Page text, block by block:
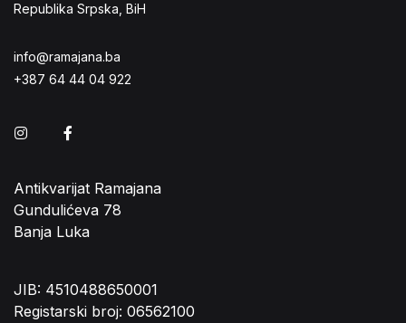
Republika Srpska, BiH
info@ramajana.ba
+387 64 44 04 922
Instagram
Antikvarijat Ramajana
Gundulićeva 78
Banja Luka
JIB: 4510488650001
Registarski broj: 06562100